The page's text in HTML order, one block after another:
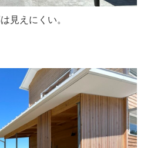
見えにくい。